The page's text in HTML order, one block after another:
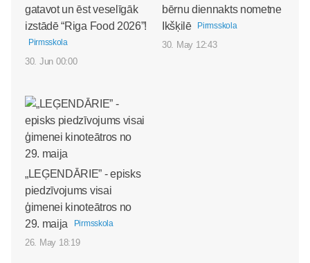
gatavot un ēst veselīgāk
izstādē “Riga Food 2026”!
Pirmsskola
30. Jun 00:00
bērnu diennakts nometne
Ikšķilē
Pirmsskola
30. May 12:43
„LEĢENDĀRIE” - episks
piedzīvojums visai
ģimenei kinoteātros no
29. maija
Pirmsskola
26. May 18:19